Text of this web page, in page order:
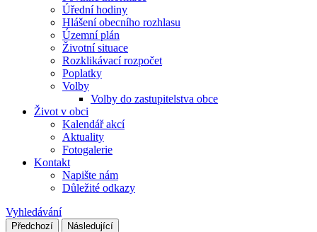
Úřední hodiny
Hlášení obecního rozhlasu
Územní plán
Životní situace
Rozklikávací rozpočet
Poplatky
Volby
Volby do zastupitelstva obce
Život v obci
Kalendář akcí
Aktuality
Fotogalerie
Kontakt
Napište nám
Důležité odkazy
Vyhledávání
Předchozí Následující